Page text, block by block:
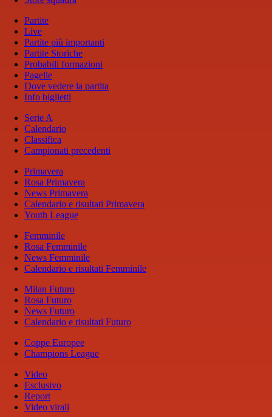
Partite
Live
Partite più importanti
Partite Storiche
Probabili formazioni
Pagelle
Dove vedere la partita
Info biglietti
Serie A
Calendario
Classifica
Campionati precedenti
Primavera
Rosa Primavera
News Primavera
Calendario e risultati Primavera
Youth League
Femminile
Rosa Femminile
News Femminile
Calendario e risultati Femminile
Milan Futuro
Rosa Futuro
News Futuro
Calendario e risultati Futuro
Coppe Europee
Champions League
Video
Esclusivo
Report
Video virali